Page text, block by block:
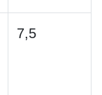
7,5